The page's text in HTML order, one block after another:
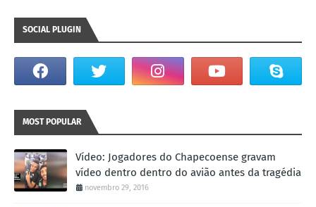
SOCIAL PLUGIN
MOST POPULAR
Vídeo: Jogadores do Chapecoense gravam
vídeo dentro dentro do avião antes da tragédia
novembro 29, 2016